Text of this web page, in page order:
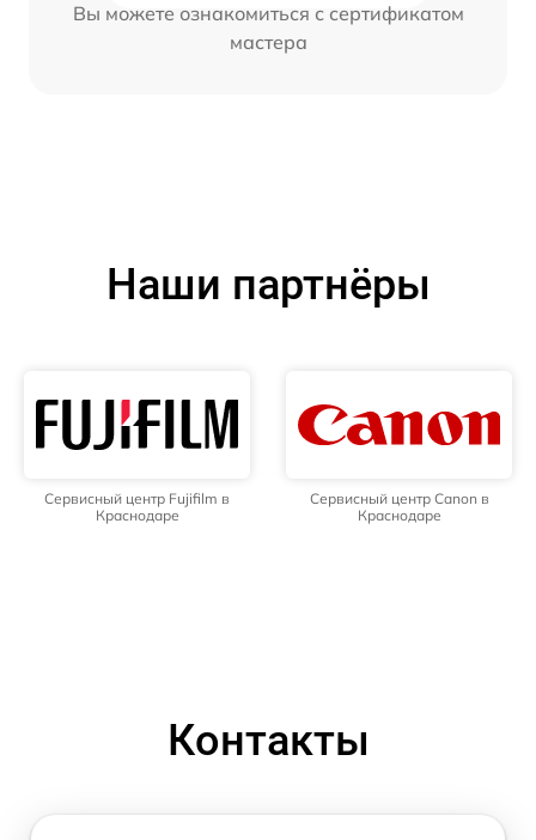
Вы можете ознакомиться с сертификатом
мастера
Наши партнёры
Сервисный центр Fujifilm в
Краснодаре
Сервисный центр Canon в
Краснодаре
Контакты